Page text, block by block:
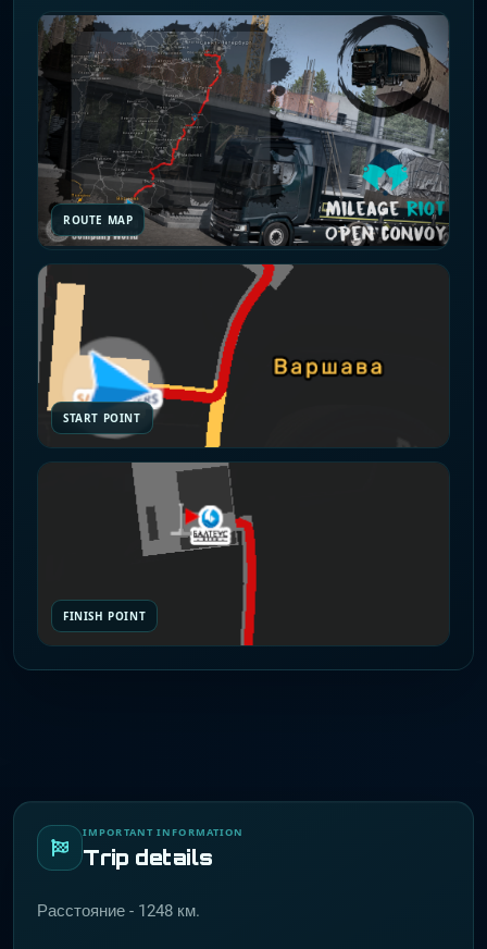
ROUTE MAP
START POINT
FINISH POINT
IMPORTANT INFORMATION
Trip details
Расстояние - 1248 км.